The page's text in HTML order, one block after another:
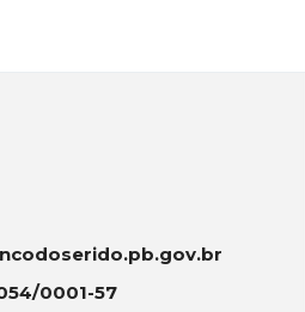
0001-57